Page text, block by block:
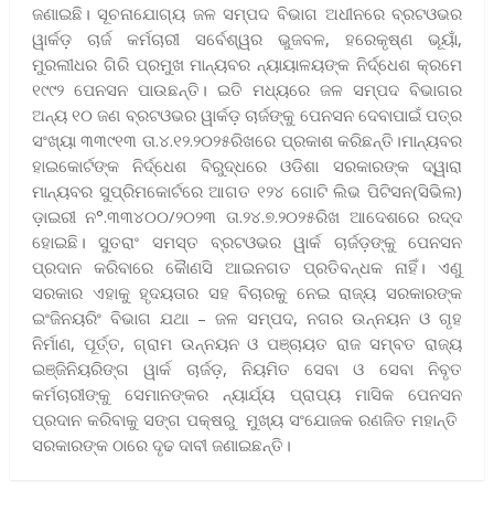
ଜଣାଇଛି। ସୂଚନାଯୋଗ୍ୟ ଜଳ ସମ୍ପଦ ବିଭାଗ ଅଧୀନରେ ବ୍ରଟଓଭର
ୱାର୍କଡ଼ ଚାର୍ଜ କର୍ମଚାରୀ ସର୍ବେଶ୍ୱର ଭୁଜବଳ, ହରେକୃଷ୍ଣ ଭୂୟାଁ,
ମୁରଲୀଧର ଗିରି ପ୍ରମୁଖ ମାନ୍ୟବର ନ୍ୟାୟାଳୟଙ୍କ ନିର୍ଦ୍ଧେଶ କ୍ରମେ
୧୯୯୨ ପେନସନ ପାଉଛନ୍ତି। ଇତି ମଧ୍ୟରେ ଜଳ ସମ୍ପଦ ବିଭାଗର
ଅନ୍ୟ ୧୦ ‍ଜଣ ବ୍ରଟଓଭର ୱାର୍କଡ଼ ଚାର୍ଜଙ୍କୁ ପେନସନ ଦେବାପାଇଁ ପତ୍ର
ସଂଖ୍ୟା ୩୩୯୧୩ ତା.୪.୧୨.୨୦୨୫ରିଖରେ ପ୍ରକାଶ କରିଛନ୍ତି।ମାନ୍ୟବର
ହାଇକୋର୍ଟଙ୍କ ନିର୍ଦ୍ଧେଶ ବିରୁଦ୍ଧରେ ଓଡିଶା ସରକାରଙ୍କ ଦ୍ୱାରା
ମାନ୍ୟବର ସୁପ୍ରିମକୋର୍ଟରେ ଆଗତ ୧୨୪ ଗୋଟି ଲିଭ ପିଟିସନ(ସିଭିଲ)
ଡ଼ାଇରୀ ନ°.୩୩୪୦୦/୨୦୨୩ ତା.୨୪.୭.୨୦୨୫ରିଖ ଆଦେଶରେ ରଦ୍ଦ
ହୋଇଛି। ସୁତରାଂ ସମସ୍ତ ବ୍ରଟଓଭର ୱାର୍କ ଚାର୍ଜଡ଼ଙ୍କୁ ପେନସନ
ପ୍ରଦାନ କରିବାରେ କୋୖଣସି ଆଇନଗତ ପ୍ରତିବନ୍ଧକ ନାହିଁ। ଏଣୁ
ସରକାର ଏହାକୁ ହୃଦୟତାର ସହ ବିଚାରକୁ ନେଇ ରାଜ୍ୟ ସରକାରଙ୍କ
ଇଂଜିନୟରିଂ ବିଭାଗ ଯଥା – ଜଳ ସମ୍ପଦ, ନଗର ଉନ୍ନୟନ ଓ ଗୃହ
ନିର୍ମାଣ, ପୂର୍ତ୍ତ, ଗ୍ରାମ ଉନ୍ନୟନ ଓ ପଞ୍ଚାୟତ ରାଜ ସମ୍ବତ ରାଜ୍ୟ
ଇଞ୍ଜିନିୟରିଙ୍ଗ ୱାର୍କ ଚାର୍ଜଡ଼, ନିୟମିତ ସେବା ଓ ସେବା ନିବୃତ
କର୍ମଚାରୀଙ୍କୁ ସେମାନଙ୍କର ନ୍ୟାର୍ଯ୍ୟ ପ୍ରାପ୍ୟ ମାସିକ ପେନସନ
ପ୍ରଦାନ କରିବାକୁ ସଙ୍ଗ ପକ୍ଷରୁ ମୁଖ୍ୟ ସଂଯୋଜକ ରଣଜିତ ମହାନ୍ତି
ସରକାରଙ୍କ ଠାରେ ଦୃଢ ଦାବୀ ଜଣାଇଛନ୍ତି।